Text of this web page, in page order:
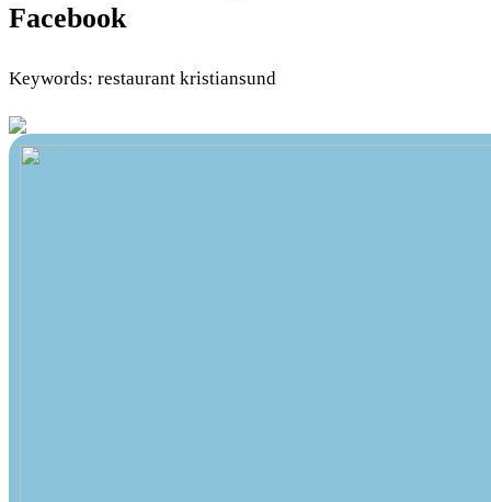
Facebook
Keywords: restaurant kristiansund